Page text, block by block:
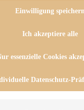
Einwilligung
Ich akzeptiere alle
essenzielle Cookies
Datenschutz-